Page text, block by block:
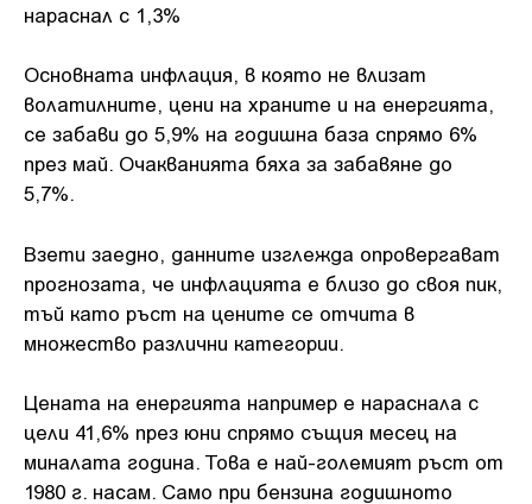
нараснал с 1,3%
Основната инфлация, в която не влизат
волатилните, цени на храните и на енергията,
се забави до 5,9% на годишна база спрямо 6%
през май. Очакванията бяха за забавяне до
5,7%.
Взети заедно, данните изглежда опровергават
прогнозата, че инфлацията е близо до своя пик,
тъй като ръст на цените се отчита в
множество различни категории.
Цената на енергията например е нараснала с
цели 41,6% през юни спрямо същия месец на
миналата година. Това е най-големият ръст от
1980 г. насам. Само при бензина годишното